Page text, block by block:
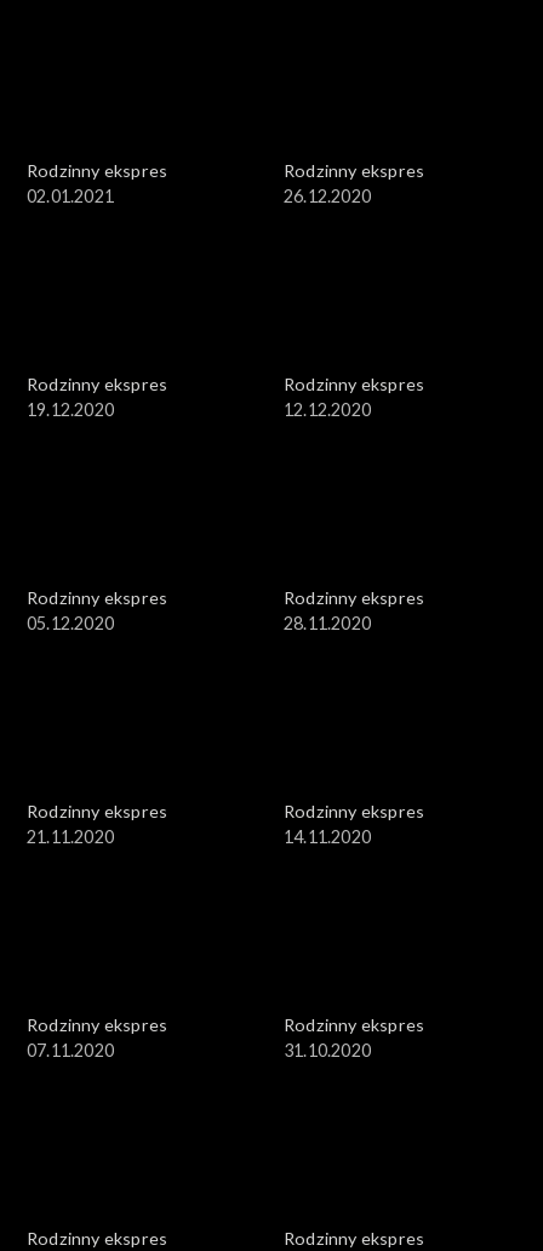
Rodzinny ekspres
02.01.2021
Rodzinny ekspres
26.12.2020
Rodzinny ekspres
19.12.2020
Rodzinny ekspres
12.12.2020
Rodzinny ekspres
05.12.2020
Rodzinny ekspres
28.11.2020
Rodzinny ekspres
21.11.2020
Rodzinny ekspres
14.11.2020
Rodzinny ekspres
07.11.2020
Rodzinny ekspres
31.10.2020
Rodzinny ekspres
Rodzinny ekspres